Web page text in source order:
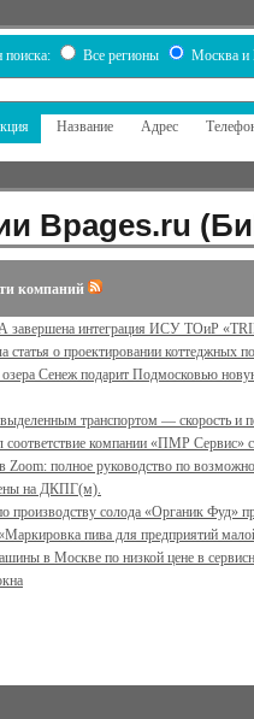
поиска: Все регионы Москва и
Название Адрес
Bpages.ru
компаний
интеграция ИСУ ТОиР
статья о проектировании коттеджных
Сенеж подарит Подмосковью
транспортом — скорость и
соответствие компании «ПМР Сервис»
в Zoom: полное руководство по
на ДКПГ(м).
производству солода «Органик Фуд»
пива для предприятий
в Москве по низкой цене в